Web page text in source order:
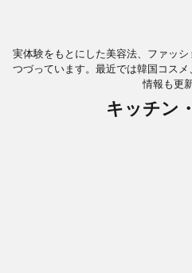
実体験をもとにした美容法、ファッ
つづっています。最近では韓国コス
情報も更新
キッチン